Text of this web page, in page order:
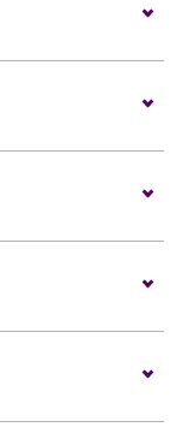
换⾨票或办理任
直接使⽤。
，并选择继续于
通⾃助取票机」
Tdm.do，取
包入场。没有手
场馆。
同时持有所提及
馆有权增删及更
查。38 X 30 X 20